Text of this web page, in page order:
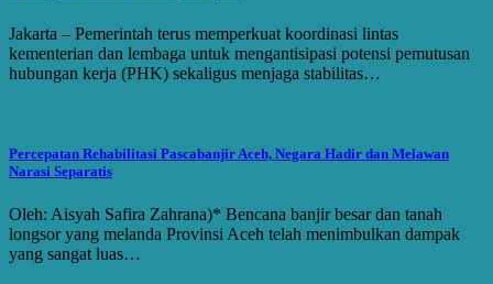
Jakarta – Pemerintah terus memperkuat koordinasi lintas
kementerian dan lembaga untuk mengantisipasi potensi pemutusan
hubungan kerja (PHK) sekaligus menjaga stabilitas…
Percepatan Rehabilitasi Pascabanjir Aceh, Negara Hadir dan Melawan
Narasi Separatis
Oleh: Aisyah Safira Zahrana)* Bencana banjir besar dan tanah
longsor yang melanda Provinsi Aceh telah menimbulkan dampak
yang sangat luas…